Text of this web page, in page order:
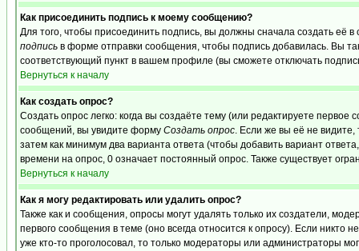
Как присоединить подпись к моему сообщению?
Для того, чтобы присоединить подпись, вы должны сначала создать её
подпись в форме отправки сообщения, чтобы подпись добавилась. Вы
соответствующий пункт в вашем профиле (вы сможете отключать
Вернуться к началу
Как создать опрос?
Создать опрос легко: когда вы создаёте тему (или редактируете
сообщений, вы увидите форму Создать опрос. Если же вы её не видите,
затем как минимум два варианта ответа (чтобы добавить вариант
времени на опрос, 0 означает постоянный опрос. Также существует
Вернуться к началу
Как я могу редактировать или удалить опрос?
Также как и сообщения, опросы могут удалять только их создатели,
первого сообщения в теме (оно всегда относится к опросу). Если никто
уже кто-то проголосовал, то только модераторы или администраторы